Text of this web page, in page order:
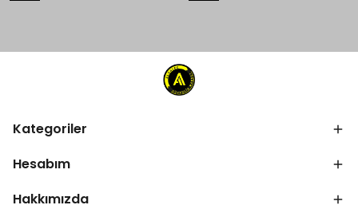
Kategoriler
Hesabım
Hakkımızda